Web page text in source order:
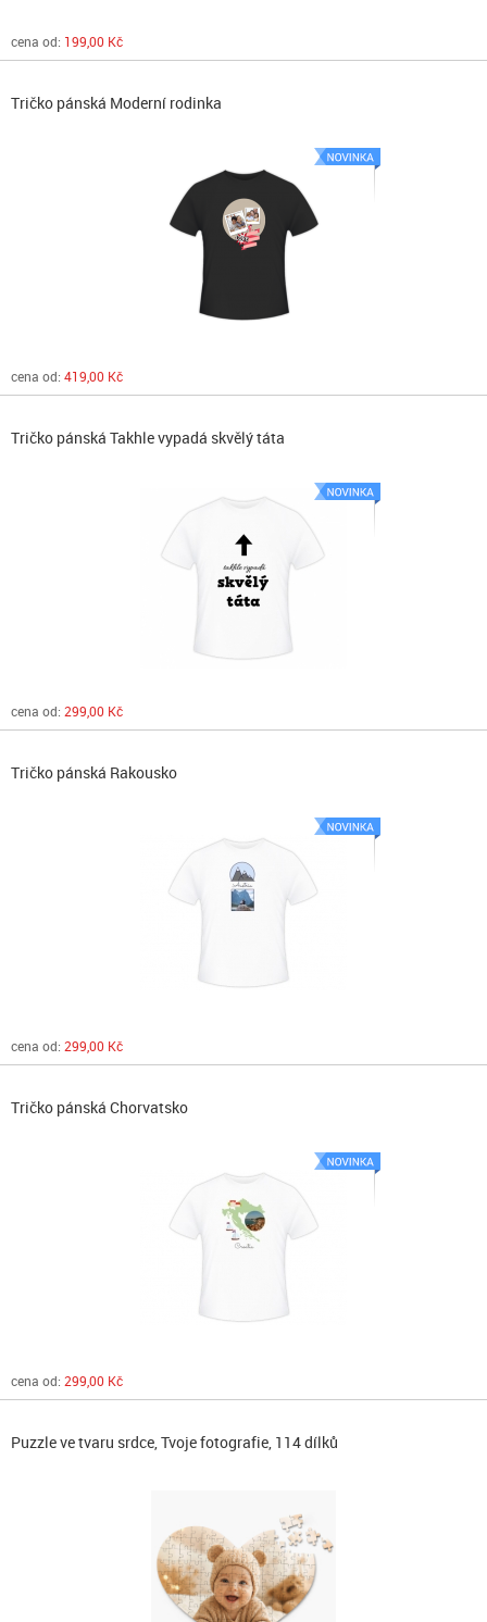
cena od: 199,00 Kč
Tričko pánská Moderní rodinka
cena od: 419,00 Kč
Tričko pánská Takhle vypadá skvělý táta
cena od: 299,00 Kč
Tričko pánská Rakousko
cena od: 299,00 Kč
Tričko pánská Chorvatsko
cena od: 299,00 Kč
Puzzle ve tvaru srdce, Tvoje fotografie, 114 dílků